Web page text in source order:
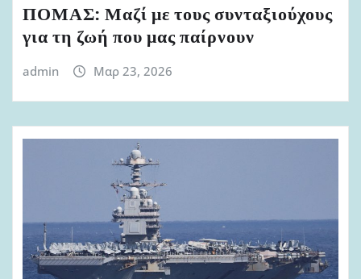
ΠΟΜΑΣ: Μαζί με τους συνταξιούχους
για τη ζωή που μας παίρνουν
admin Μαρ 23, 2026